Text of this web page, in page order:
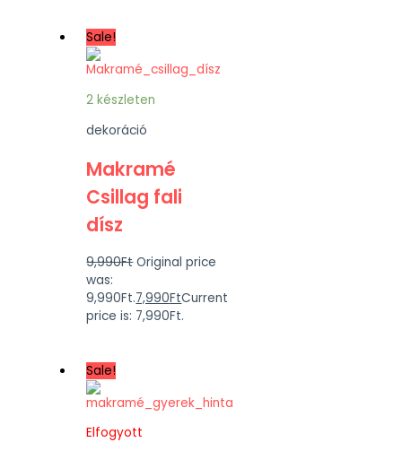
Sale!
2 készleten
dekoráció
Makramé
Csillag fali
dísz
9,990Ft Original price
was:
9,990Ft.7,990FtCurrent
price is: 7,990Ft.
Sale!
Elfogyott